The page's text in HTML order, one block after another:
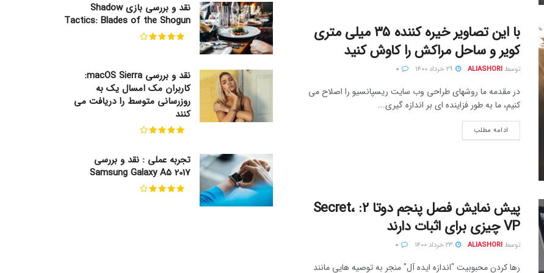
با این تصاویر خیره کننده ۳۵ میلی متری
کویر و ساحل مراکش را کاوش کنید
توسط ALIASHORI
در مقدمه ما روشهای طراحی وب سایت ریسپانسیو را اصلاح می
کنیم، ما به طور فزاینده ای بر اندازه گیری...
ادامه مطلب
پیش نمایش فصل پنجم دوتا 2: Secret،
VP چیزی برای اثبات دارند
توسط ALIASHORI
رها کردن محبوبیت "اندازه ایده آل" منجر به توصیه هایی مانند
نقد و بررسی بازی Shadow
Tactics: Blades of the Shogun
نقد و بررسی macOS Sierra:
کاربران مک امسال یک به
روزرسانی متوسط را دریافت می
کنند
تجربه عملی : نقد و بررسی
Samsung Galaxy A5 2017